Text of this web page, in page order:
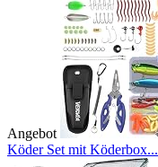
Angebot
Köder Set mit Köderbox...